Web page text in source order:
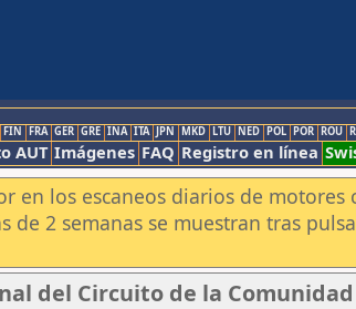
FIN FRA GER GRE INA ITA JPN MKD LTU NED POL POR ROU
AUT Imágenes FAQ Registro en línea
en los escaneos diarios de motores
de 2 semanas se muestran tras
del Circuito de la